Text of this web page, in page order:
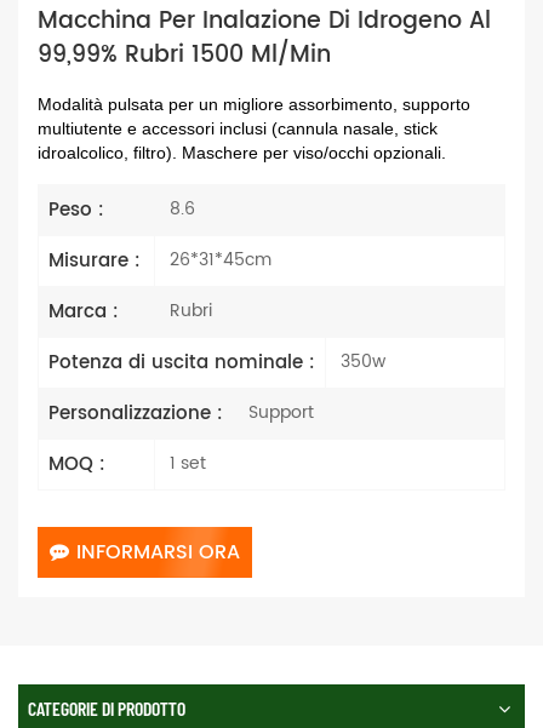
Macchina Per Inalazione Di Idrogeno Al
99,99% Rubri 1500 Ml/min
Modalità pulsata per un migliore assorbimento, supporto
multiutente e accessori inclusi (cannula nasale, stick
idroalcolico, filtro). Maschere per viso/occhi opzionali.
Peso : 8.6
Misurare : 26*31*45cm
Marca : Rubri
Potenza di uscita nominale : 350w
Personalizzazione : Support
MOQ : 1 set
INFORMARSI ORA
CATEGORIE DI PRODOTTO